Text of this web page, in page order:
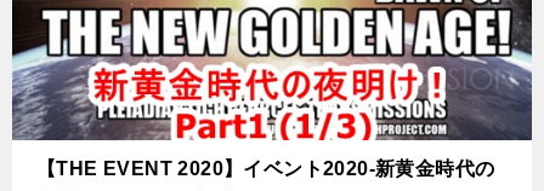
【THE EVENT 2020】イベント2020-新黄金時代の